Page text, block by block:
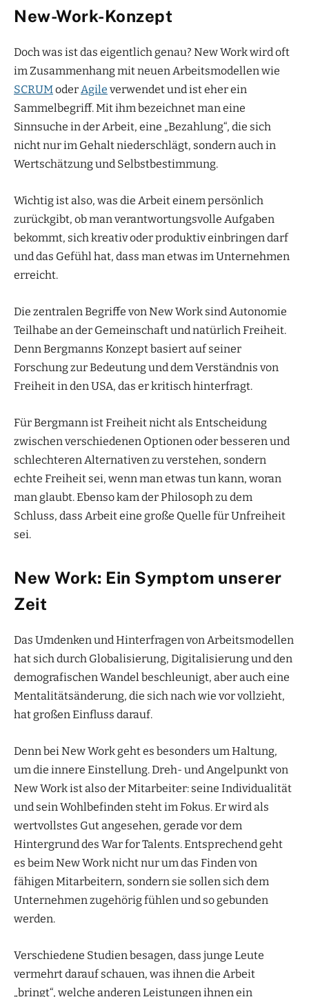
New-Work-Konzept
Doch was ist das eigentlich genau? New Work wird oft
im Zusammenhang mit neuen Arbeitsmodellen wie
SCRUModerAgile verwendet und ist eher ein
Sammelbegriff. Mit ihm bezeichnet man eine
Sinnsuche in der Arbeit, eine „Bezahlung“, die sich
nicht nur im Gehalt niederschlägt, sondern auch in
Wertschätzung und Selbstbestimmung.
Wichtig ist also, was die Arbeit einem persönlich
zurückgibt, ob man verantwortungsvolle Aufgaben
bekommt, sich kreativ oder produktiv einbringen darf
und das Gefühl hat, dass man etwas im Unternehmen
erreicht.
Die zentralen Begriffe von New Work sind Autonomie
Teilhabe an der Gemeinschaft und natürlich Freiheit.
Denn Bergmanns Konzept basiert auf seiner
Forschung zur Bedeutung und dem Verständnis von
Freiheit in den USA, das er kritisch hinterfragt.
Für Bergmann ist Freiheit nicht als Entscheidung
zwischen verschiedenen Optionen oder besseren und
schlechteren Alternativen zu verstehen, sondern
echte Freiheit sei, wenn man etwas tun kann, woran
man glaubt. Ebenso kam der Philosoph zu dem
Schluss, dass Arbeit eine große Quelle für Unfreiheit
sei.
New Work: Ein Symptom unserer
Zeit
Das Umdenken und Hinterfragen von Arbeitsmodellen
hat sich durch Globalisierung, Digitalisierung und den
demografischen Wandel beschleunigt, aber auch eine
Mentalitätsänderung, die sich nach wie vor vollzieht,
hat großen Einfluss darauf.
Denn bei New Work geht es besonders um Haltung,
um die innere Einstellung. Dreh- und Angelpunkt von
New Work ist also der Mitarbeiter: seine Individualität
und sein Wohlbefinden steht im Fokus. Er wird als
wertvollstes Gut angesehen, gerade vor dem
Hintergrund des War for Talents. Entsprechend geht
es beim New Work nicht nur um das Finden von
fähigen Mitarbeitern, sondern sie sollen sich dem
Unternehmen zugehörig fühlen und so gebunden
werden.
Verschiedene Studien besagen, dass junge Leute
vermehrt darauf schauen, was ihnen die Arbeit
„bringt“, welche anderen Leistungen ihnen ein